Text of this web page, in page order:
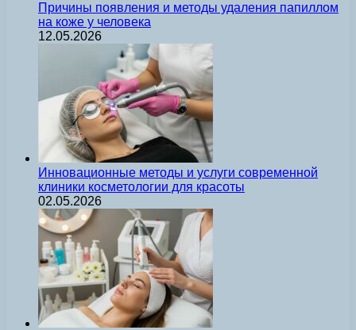
Причины появления и методы удаления папиллом
на коже у человека
12.05.2026
Инновационные методы и услуги современной
клиники косметологии для красоты
02.05.2026